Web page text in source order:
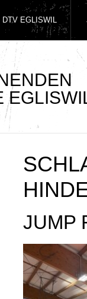
DTV EGLISWIL
JUMP